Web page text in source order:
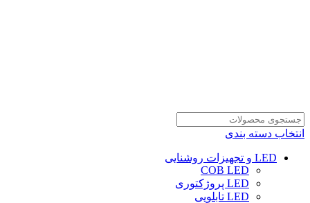
انتخاب دسته بندی
LED و تجهیزات روشنایی
COB LED
LED پروژکتوری
LED تابلویی